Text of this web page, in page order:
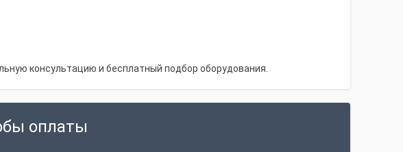
консультацию и бесплатный подбор оборудования.
оплаты